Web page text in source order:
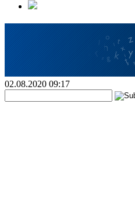
02.08.2020 09:17